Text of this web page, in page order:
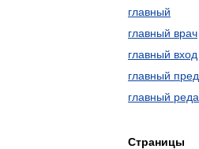
главный
главный врач
главный вход
главный
главный
Страницы